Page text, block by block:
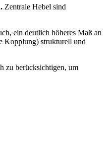
Zentrale Hebel sind
ein deutlich höheres Maß an
Kopplung) strukturell und
zu berücksichtigen, um